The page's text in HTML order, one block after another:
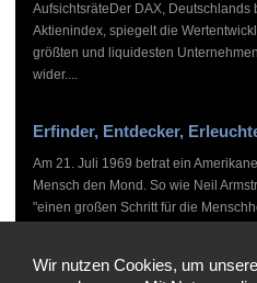
AufsichtsräteDer DAX, Deutschlands
Aktienindex, spiegelt die
größten und liquidesten
wider....
Erfinder, Entdecker,
Am 21. Juli 1969 betrat ein
Mensch den Mond. So wie Neil
"einen großen Schritt für die
Wir nutzen Cookies, um